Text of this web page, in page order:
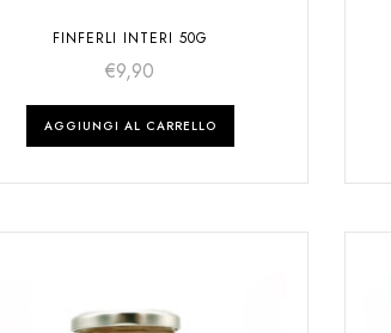
FINFERLI INTERI 50G
€9,90
AGGIUNGI AL CARRELLO